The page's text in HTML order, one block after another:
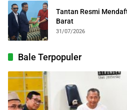
Tantan Resmi
Barat
31/07/2026
Bale Terpopuler